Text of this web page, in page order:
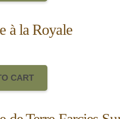
à la Royale
CART